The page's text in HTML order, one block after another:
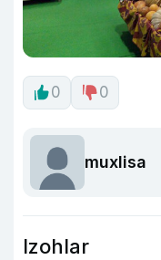
0 0
muxlisa
Izohlar